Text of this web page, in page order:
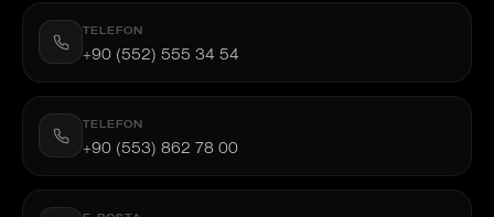
TELEFON
+90 (552) 555 34 54
TELEFON
+90 (553) 862 78 00